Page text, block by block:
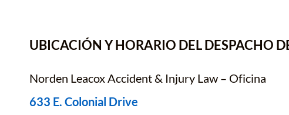
UBICACIÓN Y HORARIO DEL DESPACHO
Norden Leacox Accident & Injury Law – Oficina
633 E. Colonial Drive